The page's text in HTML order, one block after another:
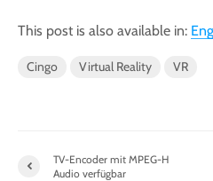
This post is also available in:
Cingo Virtual Reality VR
TV-Encoder mit MPEG-H
Audio verfügbar